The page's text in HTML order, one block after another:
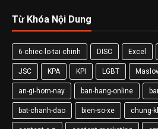
Từ Khóa Nội Dung
6-chiec-lo-tai-chinh DISC Excel
JSC KPA KPI LGBT
an-gi-hom-nay ban-hang-online
bat-chanh-dao bien-so-xe chung-